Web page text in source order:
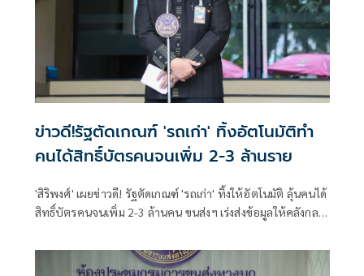
ข่าวดี!รัฐตัดเกณฑ์ 'รถเก่า' ทิ้งอัตโนมัติทำ
คนได้สิทธิ์บัตรคนจนเพิ่ม 2-3 ล้านราย
'สิริพงศ์' เผยข่าวดี! รัฐตัดเกณฑ์ 'รถเก่า' ทิ้งให้อัตโนมัติ ลุ้นคนได้
สิทธิ์บัตรคนจนเพิ่ม 2-3 ล้านคน ขนส่งฯ เร่งส่งข้อมูลให้คลังกลาง